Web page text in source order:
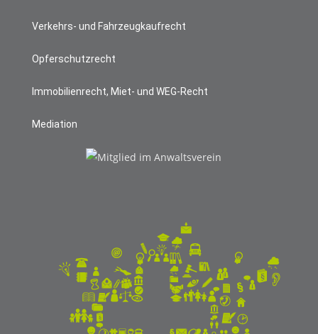
Verkehrs- und Fahrzeugkaufrecht
Opferschutzrecht
Immobilienrecht, Miet- und WEG-Recht
Mediation